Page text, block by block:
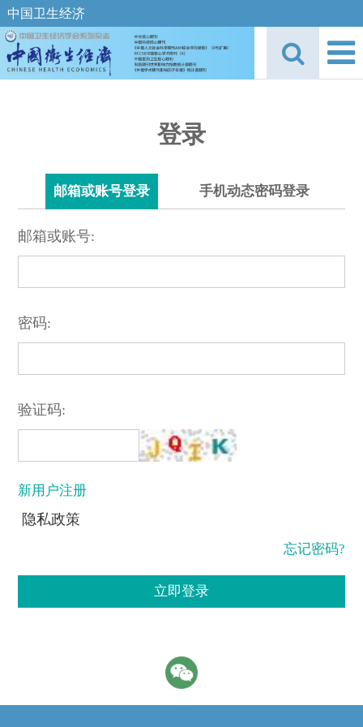
中国卫生经济
登录
邮箱或账号登录 手机动态密码登录
邮箱或账号:
密码:
验证码:
新用户注册
隐私政策
忘记密码?
立即登录